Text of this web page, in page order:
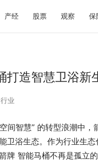
产经 股票 观察 保
打造智慧卫浴新
行业
间智慧” 的转型浪潮中
卫浴生态。作为行业生
牌 智能马桶不再是孤立